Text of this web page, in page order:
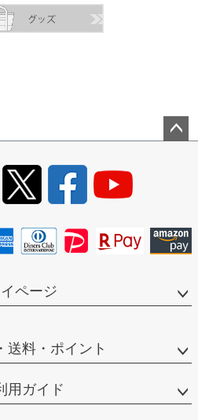
ページ
送料・ポイント
用ガイド